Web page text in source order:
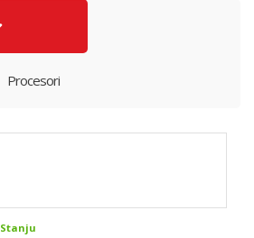
Procesori